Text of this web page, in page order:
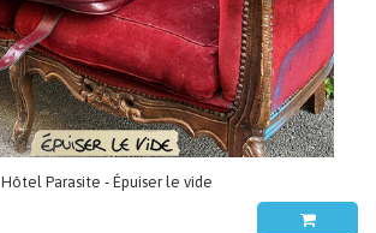
Hôtel Parasite - Épuiser le vide